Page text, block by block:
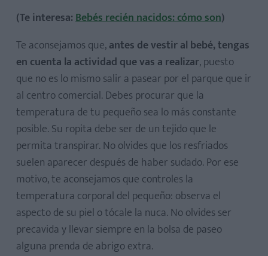
(Te interesa:Bebés recién nacidos: cómo son)
Te aconsejamos que,antes de vestir al bebé, tengas
en cuenta la actividad que vas a realizar, puesto
que no es lo mismo salir a pasear por el parque que ir
al centro comercial. Debes procurar que la
temperatura de tu pequeño sea lo más constante
posible. Su ropita debe ser de un tejido que le
permita transpirar. No olvides que los resfriados
suelen aparecer después de haber sudado. Por ese
motivo, te aconsejamos que controles la
temperatura corporal del pequeño: observa el
aspecto de su piel o tócale la nuca. No olvides ser
precavida y llevar siempre en la bolsa de paseo
alguna prenda de abrigo extra.